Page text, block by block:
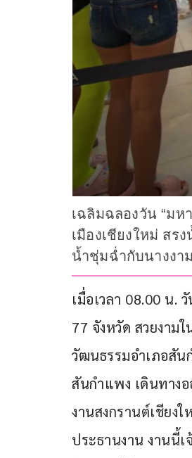
เฉลิมฉลองวัน “ม
เมืองเชียงใหม่ สร
น้ำชุ่มฉ่ำกับนางงา
เมื่อเวลา 08.00 น.
77 จังหวัด สวยงา
วัฒนธรรมอำเภอสั
สันกำแพง เดินทาง
งานสงกรานต์เชียง
ประธานงาน งานนี้